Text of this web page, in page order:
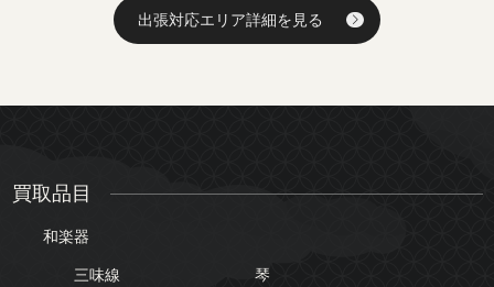
出張対応エリア詳細を見る
買取品目
和楽器
三味線
琴